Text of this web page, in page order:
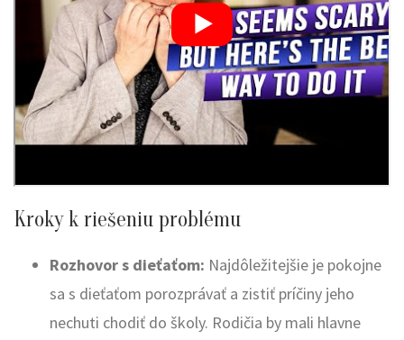
Kroky k riešeniu problému
Rozhovor s dieťaťom: Najdôležitejšie je pokojne
sa s dieťaťom porozprávať a zistiť príčiny jeho
nechuti chodiť do školy. Rodičia by mali hlavne